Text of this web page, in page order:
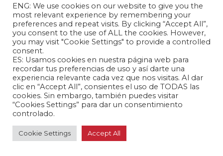
marzo 18, 2024 /
Embajador chino en Costa Rica deja su
puesto
Costa Rica 🇨🇷
marzo 14, 2024 /
Bolivia busca expandir el uso del yuan para
fortalecer relaciones comerciales con China
Bolivia 🇧🇴
ENG: We use cookies on our website to give you the
most relevant experience by remembering your
preferences and repeat visits. By clicking “Accept All”,
you consent to the use of ALL the cookies. However,
you may visit "Cookie Settings" to provide a controlled
consent.
ES: Usamos cookies en nuestra página web para
recordar tus preferencias de uso y así darte una
experiencia relevante cada vez que nos visitas. Al dar
clic en “Accept All”, consientes el uso de TODAS las
cookies. Sin embargo, también puedes visitar
“Cookies Settings” para dar un consentimiento
controlado.
Cookie Settings Accept All